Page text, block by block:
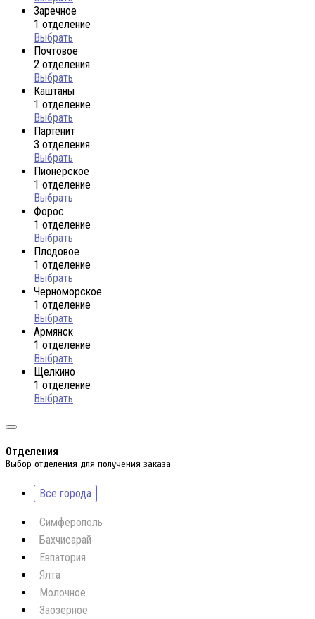
Заречное
1 отделение
Выбрать
Почтовое
2 отделения
Выбрать
Каштаны
1 отделение
Выбрать
Партенит
3 отделения
Выбрать
Пионерское
1 отделение
Выбрать
Форос
1 отделение
Выбрать
Плодовое
1 отделение
Выбрать
Черноморское
1 отделение
Выбрать
Армянск
1 отделение
Выбрать
Щелкино
1 отделение
Выбрать
Отделения
Выбор отделения для получения заказа
Все города
Симферополь
Бахчисарай
Евпатория
Ялта
Молочное
Заозерное